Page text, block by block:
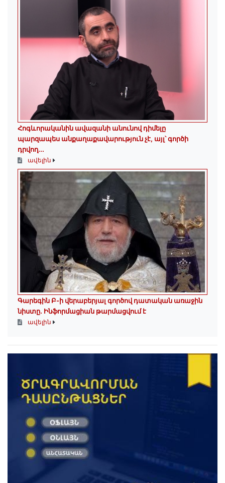
Հոգևորականին ավազանի անունով դիմելը
պարզապես անքաղաքավարություն չէ, այլ՝ գործի
դրվող...
ավելին
Գարեգին Բ-ի վերաբերյալ գործով դատական առաջին
նիստը․ Ինֆորմացիան թարմացվում է
ավելին